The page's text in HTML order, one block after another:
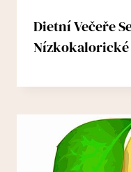
Dietní Večeře
Nízkokalorické